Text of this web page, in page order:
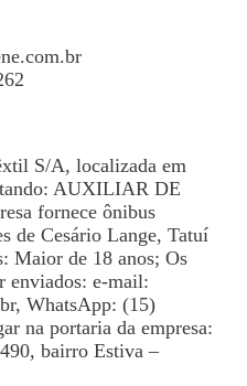
S/A, localizada em
AUXILIAR DE
fornece ônibus
de Cesário Lange, Tatuí
Maior de 18 anos; Os
enviados: e-mail:
, WhatsApp: (15)
na portaria da empresa:
bairro Estiva –